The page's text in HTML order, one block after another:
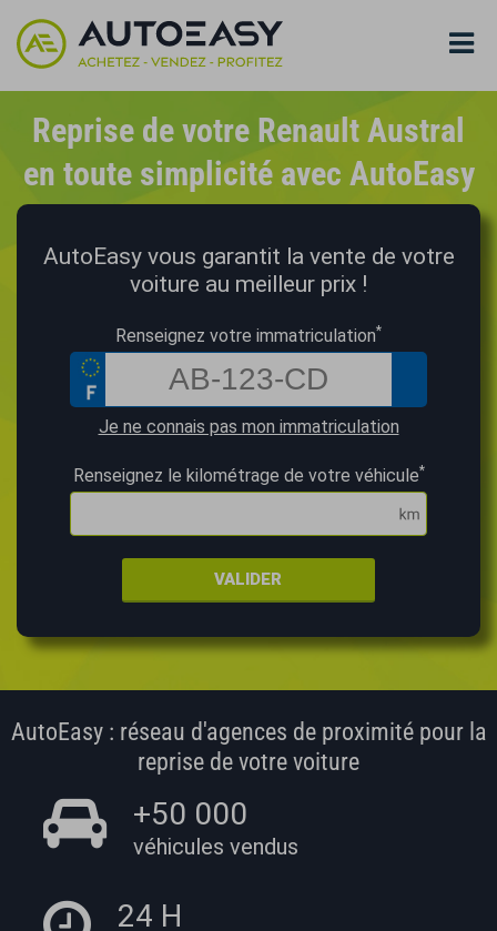
Reprise de votre Renault Austral
en toute simplicité avec AutoEasy
AutoEasy vous garantit la vente de votre
voiture au meilleur prix !
Renseignez votre immatriculation*
Je ne connais pas mon immatriculation
Renseignez le kilométrage de votre véhicule*
VALIDER
AutoEasy : réseau d'agences de proximité pour la
reprise de votre voiture
+50 000
véhicules vendus
24 H